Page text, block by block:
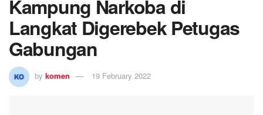
Kampung Narkoba di
Langkat Digerebek Petugas
Gabungan
by komen 19 February 2022